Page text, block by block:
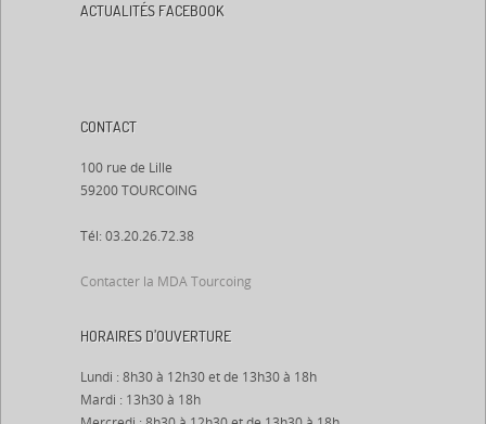
ACTUALITÉS FACEBOOK
CONTACT
100 rue de Lille
59200 TOURCOING
Tél: 03.20.26.72.38
Contacter la MDA Tourcoing
HORAIRES D’OUVERTURE
Lundi : 8h30 à 12h30 et de 13h30 à 18h
Mardi : 13h30 à 18h